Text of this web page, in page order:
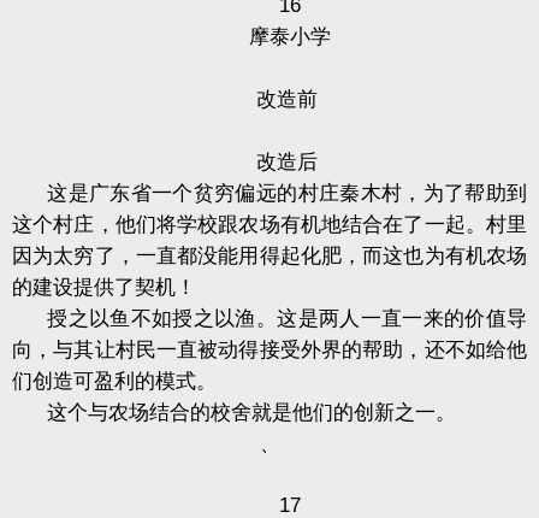
16
摩泰小学
改造前
改造后
这是广东省一个贫穷偏远的村庄秦木村，为了帮助到
这个村庄，他们将学校跟农场有机地结合在了一起。村里
因为太穷了，一直都没能用得起化肥，而这也为有机农场
的建设提供了契机！
授之以鱼不如授之以渔。这是两人一直一来的价值导
向，与其让村民一直被动得接受外界的帮助，还不如给他
们创造可盈利的模式。
这个与农场结合的校舍就是他们的创新之一。
、
17